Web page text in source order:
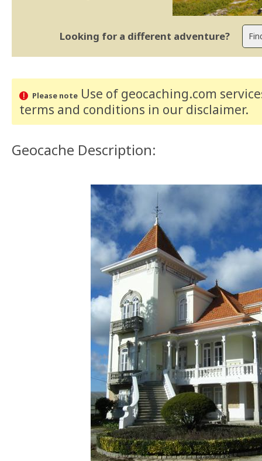
Looking for a different adventure?
Please noteUse of geocaching.com
terms and conditions in our disclaimer.
Geocache Description: